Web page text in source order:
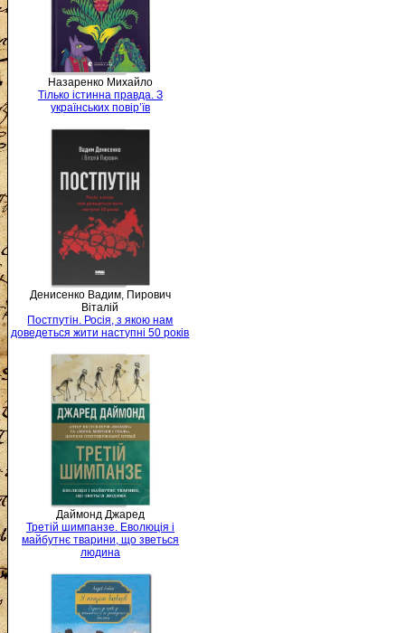
Назаренко Михайло
Тілько істинна правда. З
українських повір’їв
Денисенко Вадим, Пирович
Віталій
Постпутін. Росія, з якою нам
доведеться жити наступні 50 років
Даймонд Джаред
Третій шимпанзе. Еволюція і
майбутнє тварини, що зветься
людина